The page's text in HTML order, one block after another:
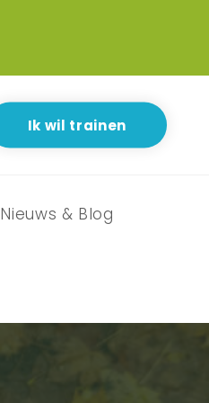
Ik wil trainen
Nieuws & Blog